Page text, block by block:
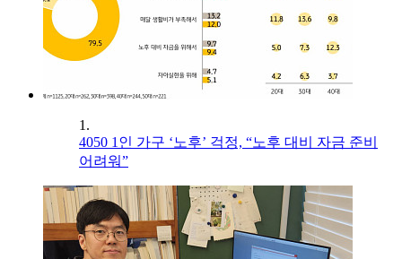
1.
4050 1인 가구 ‘노후’ 걱정, “노후 대비 자금 준비
어려워”